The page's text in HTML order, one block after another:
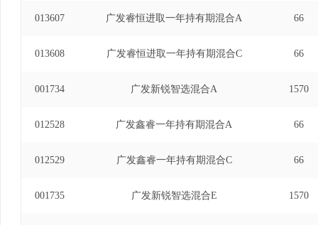
013607 广发睿恒进取一年持有期混合A 66
013608 广发睿恒进取一年持有期混合C 66
001734 广发新锐智选混合A 1570
012528 广发鑫睿一年持有期混合A 66
012529 广发鑫睿一年持有期混合C 66
001735 广发新锐智选混合E 1570